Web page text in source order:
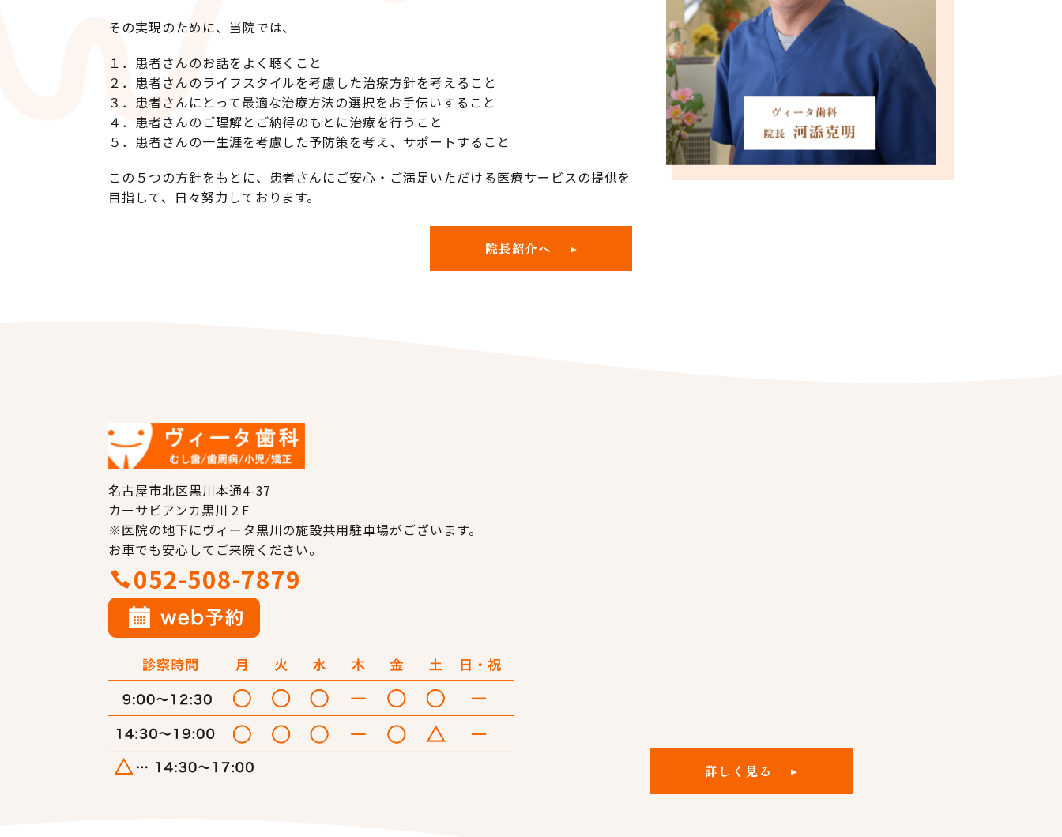
その実現のために、当院では、
１．患者さんのお話をよく聴くこと
２．患者さんのライフスタイルを考慮した治療方針を考えること
３．患者さんにとって最適な治療方法の選択をお手伝いすること
４．患者さんのご理解とご納得のもとに治療を行うこと
５．患者さんの一生涯を考慮した予防策を考え、サポートすること
この５つの方針をもとに、患者さんにご安心・ご満足いただける医療サービスの提供を
目指して、日々努力しております。
院長紹介へ
名古屋市北区黒川本通4-37
カーサビアンカ黒川２F
※医院の地下にヴィータ黒川の施設共用駐車場がございます。
お車でも安心してご来院ください。
052-508-7879
詳しく見る